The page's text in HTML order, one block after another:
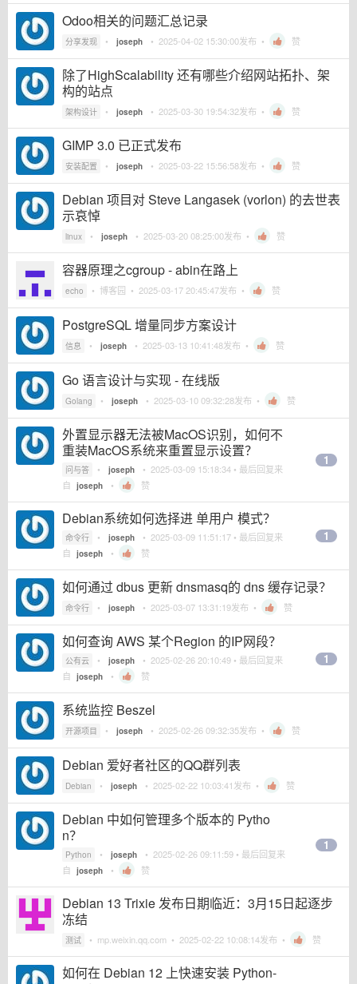
Odoo相关的问题汇总记录
分享发现 • joseph • 2025-04-02 15:30:00发布 • 赞
除了HighScalability 还有哪些介绍网站拓扑、架
构的站点
架构设计 • joseph • 2025-03-30 19:54:32发布 • 赞
GIMP 3.0 已正式发布
安装配置 • joseph • 2025-03-22 15:56:58发布 • 赞
Debian 项目对 Steve Langasek (vorlon) 的去世表
示哀悼
linux • joseph • 2025-03-20 08:25:00发布 • 赞
容器原理之cgroup - abin在路上
echo • 博客园 • 2025-03-17 20:45:47发布 • 赞
PostgreSQL 增量同步方案设计
信息 • joseph • 2025-03-13 10:41:48发布 • 赞
Go 语言设计与实现 - 在线版
Golang • joseph • 2025-03-10 09:32:28发布 • 赞
外置显示器无法被MacOS识别，如何不
重装MacOS系统来重置显示设置？
问与答 • joseph • 2025-03-09 15:18:34 • 最后回复来
自 joseph • 赞
1
Debian系统如何选择进 单用户 模式？
命令行 • joseph • 2025-03-09 11:51:17 • 最后回复来
自 joseph • 赞
1
如何通过 dbus 更新 dnsmasq的 dns 缓存记录？
命令行 • joseph • 2025-03-07 13:31:19发布 • 赞
如何查询 AWS 某个Region 的IP网段？
公有云 • joseph • 2025-02-26 20:10:49 • 最后回复来
自 joseph • 赞
1
系统监控 Beszel
开源项目 • joseph • 2025-02-26 09:32:35发布 • 赞
Debian 爱好者社区的QQ群列表
Debian • joseph • 2025-02-22 10:03:41发布 • 赞
Debian 中如何管理多个版本的 Pytho
n？
Python • joseph • 2025-02-26 09:11:59 • 最后回复来
自 joseph • 赞
1
Debian 13 Trixie 发布日期临近：3月15日起逐步
冻结
测试 • mp.weixin.qq.com • 2025-02-22 10:08:14发布 • 赞
如何在 Debian 12 上快速安装 Python-